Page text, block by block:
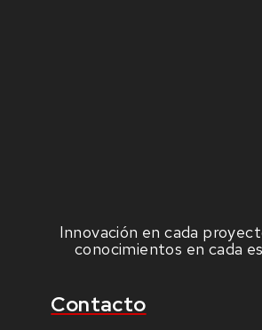
Innovación en cada
conocimientos en cada
Contacto